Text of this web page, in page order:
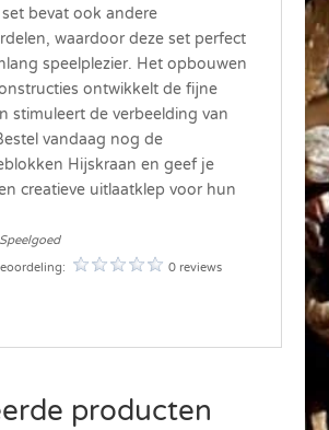
bevat ook andere
waardoor deze set perfect
speelplezier. Het opbouwen
ontwikkelt de fijne
stimuleert de verbeelding van
vandaag nog de
Hijskraan en geef je
creatieve uitlaatklep voor hun
0 reviews
producten